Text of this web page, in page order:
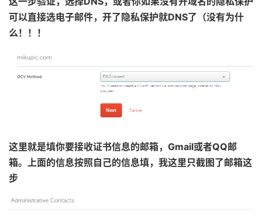
可以直接选电子邮件，开了隐私保护就DNS了（没有为什
么！！！
这里就是填你要接收证书信息的邮箱，Gmail或者QQ邮
箱。上面的信息按照自己的信息填，我这里只截图了邮箱这
步